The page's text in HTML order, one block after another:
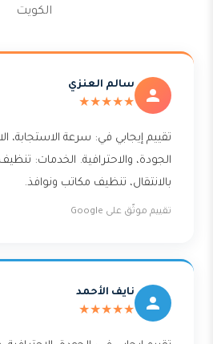
الكويت
سالم العنزي
★★★★★
تقييم إيجابي في: سرعة الاستجابة،
الجودة، والاحترافية. الخدمات:
بالانتقال، تنظيف مكاتب ونوافذ.
تقييم موثّق على Google
نايف الأحمد
★★★★★